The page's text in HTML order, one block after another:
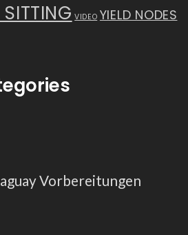
SITTING VIDEO YIELD NODES